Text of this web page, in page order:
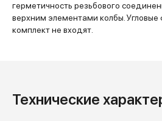
герметичность резьбового
верхним элементами колбы.
комплект не входят.
Технические